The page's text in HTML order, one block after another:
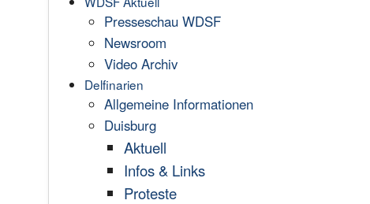
Presseschau WDSF
Newsroom
Video Archiv
Delfinarien
Allgemeine Informationen
Duisburg
Aktuell
Infos & Links
Proteste